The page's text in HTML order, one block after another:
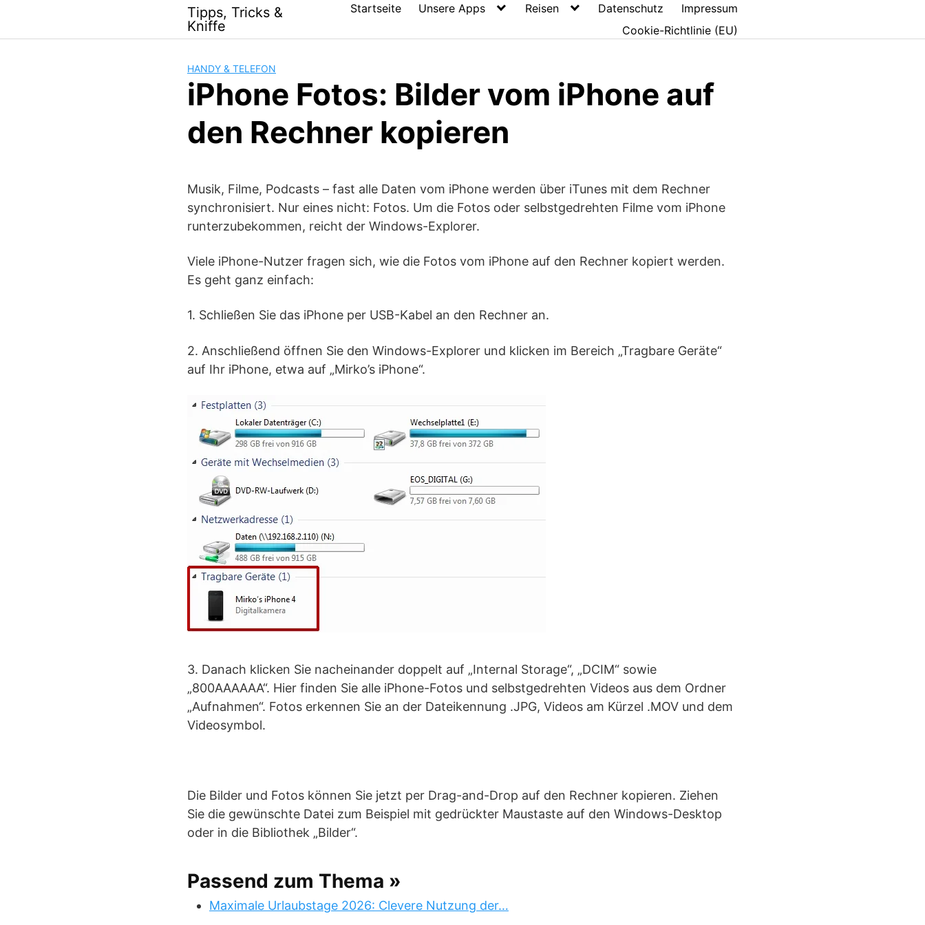
content
Tipps, Tricks &
Kniffe
Startseite Unsere Apps Reisen Datenschutz
Impressum
Cookie-Richtlinie (EU)
HANDY & TELEFON
iPhone Fotos: Bilder vom iPhone auf
den Rechner kopieren
Musik, Filme, Podcasts – fast alle Daten vom iPhone werden über iTunes mit dem Rechner
synchronisiert. Nur eines nicht: Fotos. Um die Fotos oder selbstgedrehten Filme vom iPhone
runterzubekommen, reicht der Windows-Explorer.
Viele iPhone-Nutzer fragen sich, wie die Fotos vom iPhone auf den Rechner kopiert werden.
Es geht ganz einfach:
1. Schließen Sie das iPhone per USB-Kabel an den Rechner an.
2. Anschließend öffnen Sie den Windows-Explorer und klicken im Bereich „Tragbare Geräte“
auf Ihr iPhone, etwa auf „Mirko’s iPhone“.
3. Danach klicken Sie nacheinander doppelt auf „Internal Storage“, „DCIM“ sowie
„800AAAAAA“. Hier finden Sie alle iPhone-Fotos und selbstgedrehten Videos aus dem Ordner
„Aufnahmen“. Fotos erkennen Sie an der Dateikennung .JPG, Videos am Kürzel .MOV und dem
Videosymbol.
Die Bilder und Fotos können Sie jetzt per Drag-and-Drop auf den Rechner kopieren. Ziehen
Sie die gewünschte Datei zum Beispiel mit gedrückter Maustaste auf den Windows-Desktop
oder in die Bibliothek „Bilder“.
Passend zum Thema »
Maximale Urlaubstage 2026: Clevere Nutzung der…